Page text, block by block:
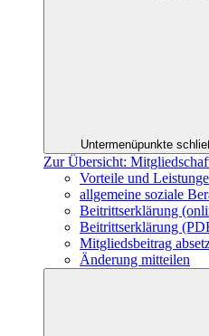
Untermenüpunkte
Zur Übersicht:
Vorteile und
allgemeine soziale
Beitrittserklärung
Beitrittserklärung
Mitgliedsbeitrag
Änderung mitteilen